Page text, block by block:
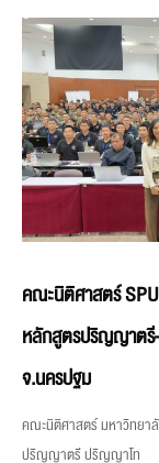
คณะนิติศาสตร์
หลักสูตรปริญญาตรี
จ.นครปฐม
คณะนิติศาสตร์ มหาวิทยา
ปริญญาตรี ปริญญาโท